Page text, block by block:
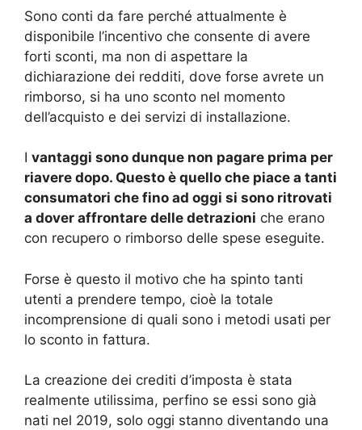
Sono conti da fare perché attualmente è
disponibile l’incentivo che consente di avere
forti sconti, ma non di aspettare la
dichiarazione dei redditi, dove forse avrete un
rimborso, si ha uno sconto nel momento
dell’acquisto e dei servizi di installazione.
I vantaggi sono dunque non pagare prima per
riavere dopo. Questo è quello che piace a tanti
consumatori che fino ad oggi si sono ritrovati
a dover affrontare delle detrazioni che erano
con recupero o rimborso delle spese eseguite.
Forse è questo il motivo che ha spinto tanti
utenti a prendere tempo, cioè la totale
incomprensione di quali sono i metodi usati per
lo sconto in fattura.
La creazione dei crediti d’imposta è stata
realmente utilissima, perfino se essi sono già
nati nel 2019, solo oggi stanno diventando una